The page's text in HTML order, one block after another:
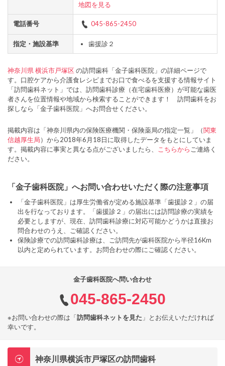
地図を見る
電話番号 045-865-2450
指定・施設基準 歯援診２
神奈川県 横浜市戸塚区の訪問歯科「金子歯科医院」の詳細ページで
す。口腔ケアから介護食レシピまでお口で食べるを支援する情報サイト
「訪問歯科ネット」では、訪問歯科診療（在宅歯科医療）が可能な歯医
者さんを位置情報や地域から検索することができます！ 訪問歯科をお
探しなら「金子歯科医院」へお問合せください。
掲載内容は「神奈川県内の保険医療機関・保険薬局の指定一覧」（関東
信越厚生局）から2018年6月18日に取得したデータをもとにしていま
す。掲載内容に事実と異なる点がございましたら、
こちらから ご連絡く
ださい。
「金子歯科医院」へお問い合わせいただく際の注意事項
「金子歯科医院」は厚生労働省が定める施設基準「歯援診２」の届
出を行なっております。「歯援診２」の届出には訪問診療の実績を
必要としますが、現在、訪問歯科診療に対応可能かどうかは直接お
問合わせのうえ、ご確認ください。
保険診療での訪問歯科診療は、ご訪問先が歯科医院から半径16Km
以内と定められています。お問合わせの際にご確認ください。
金子歯科医院へ問い合わせ
045-865-2450
※お問い合わせの際は「訪問歯科ネットを見た 」とお伝えいただければ
幸いです。
神奈川県横浜市戸塚区の訪問歯科